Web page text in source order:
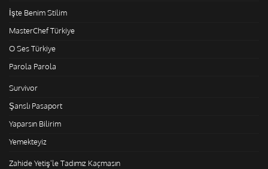
İşte Benim Stilim
MasterChef Türkiye
O Ses Türkiye
Parola Parola
Survivor
Şanslı Pasaport
Yaparsın Bilirim
Yemekteyiz
Zahide Yetiş'le Tadımız Kaçmasın